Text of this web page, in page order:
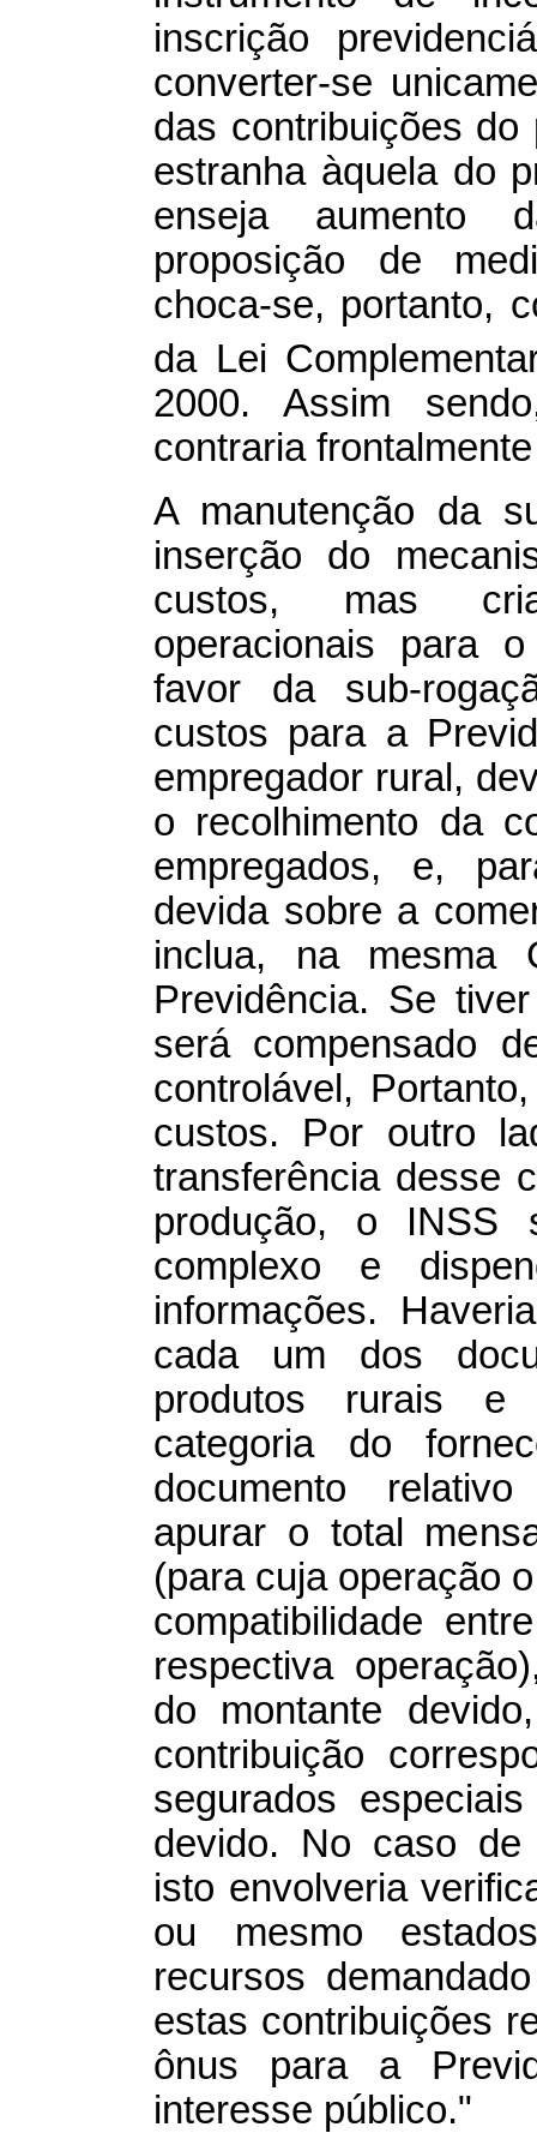
inscrição
converter-se
das contribuições do
estranha àquela do
enseja aumento
proposição de
choca-se, portanto,
da Lei
2000. Assim
contraria
A manutenção da
inserção do
custos, mas
operacionais para
favor da sub-
custos para a
empregador rural,
o recolhimento da
empregados, e,
devida sobre a
inclua, na mesma
Previdência. Se
será compensado
controlável,
custos. Por outro
transferência desse
produção, o INSS
complexo e
informações.
cada um dos
produtos rurais e
categoria do
documento
apurar o total
(para cuja operação
compatibilidade
respectiva
do montante
contribuição
segurados
devido. No caso de
isto envolveria
ou mesmo
recursos
estas contribuições
ônus para a
interesse público."